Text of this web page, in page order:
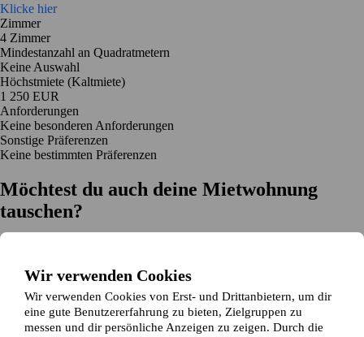
Wir verwenden Cookies
Wir verwenden Cookies von Erst- und Drittanbietern, um dir
eine gute Benutzererfahrung zu bieten, Zielgruppen zu
messen und dir persönliche Anzeigen zu zeigen. Durch die
Klicke hier
Zimmer
4 Zimmer
Mindestanzahl an Quadratmetern
Keine Auswahl
Höchstmiete (Kaltmiete)
1 250 EUR
Anforderungen
Keine besonderen Anforderungen
Sonstige Präferenzen
Keine bestimmten Präferenzen
Möchtest du auch deine Mietwohnung
tauschen?
Einfache Registrierung in 2 Minuten
Jetzt gratis loslegen
Loslegen
Jetzt gratis loslegen Anzeigen suchenAnmelden